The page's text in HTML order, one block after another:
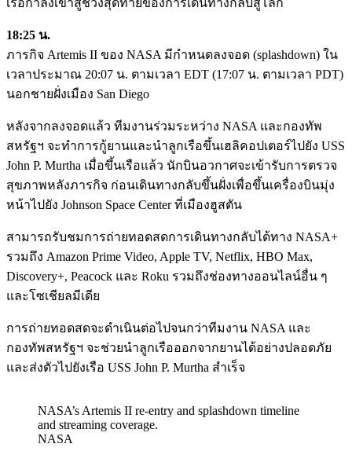
18:25 น.
ภารกิจ Artemis II ของ NASA มีกำหนดลงจอด (splashdown) ใน
เวลาประมาณ 20:07 น. ตามเวลา EDT (17:07 น. ตามเวลา PDT)
นอกชายฝั่งเมือง San Diego
หลังจากลงจอดแล้ว ทีมงานร่วมระหว่าง NASA และกองทัพ
สหรัฐฯ จะทำการกู้ยานและนำลูกเรือขึ้นเฮลิคอปเตอร์ไปยัง USS
John P. Murtha เมื่อขึ้นเรือแล้ว นักบินอวกาศจะเข้ารับการตรวจ
สุขภาพหลังภารกิจ ก่อนเดินทางกลับขึ้นฝั่งเพื่อขึ้นเครื่องบินมุ่ง
หน้าไปยัง Johnson Space Center ที่เมืองฮูสตัน
สามารถรับชมการถ่ายทอดสดการเดินทางกลับได้ทาง NASA+
รวมถึง Amazon Prime Video, Apple TV, Netflix, HBO Max,
Discovery+, Peacock และ Roku รวมถึงช่องทางออนไลน์อื่น ๆ
และโซเชียลมีเดีย
การถ่ายทอดสดจะดำเนินต่อไปจนกว่าทีมงาน NASA และ
กองทัพสหรัฐฯ จะช่วยนำลูกเรือออกจากยานได้อย่างปลอดภัย
และส่งตัวไปยังเรือ USS John P. Murtha สำเร็จ
NASA’s Artemis II re-entry and splashdown timeline
and streaming coverage.
NASA